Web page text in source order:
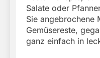
Salate oder
Sie angebrochene
Gemüsereste,
ganz einfach in